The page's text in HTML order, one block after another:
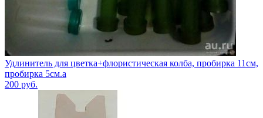
Удлинитель для цветка+флористическая колба, пробирка 11см,
пробирка 5см.а
200 руб.